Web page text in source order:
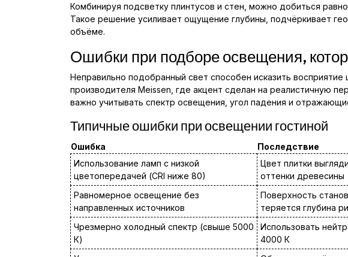
Комбинируя подсветку плинтусов и стен, можно добиться
Такое решение усиливает ощущение глубины, подчёркивает
объёме.
Ошибки при подборе освещения,
Неправильно подобранный свет способен исказить
производителя Meissen, где акцент сделан на реалистичную
важно учитывать спектр освещения, угол падения и
Типичные ошибки при освещении гостиной
Ошибка Последствие
Использование ламп с низкой
цветопередачей (CRI ниже 80)
Цвет плитки
оттенки древесины
Равномерное освещение без
направленных источников
Поверхность
теряется глубина
Чрезмерно холодный спектр (свыше 5000
К)
Использовать
4000 К